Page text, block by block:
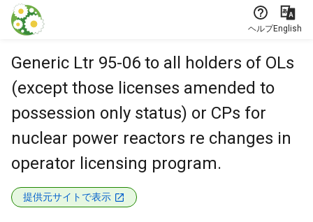
本文に飛ぶ
ヘルプEnglish
Generic Ltr 95-06 to all holders of OLs
(except those licenses amended to
possession only status) or CPs for
nuclear power reactors re changes in
operator licensing program.
提供元サイトで表示